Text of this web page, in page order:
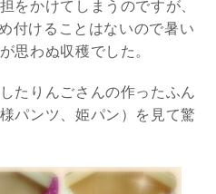
をかけてしまうのですが、
付けることはないので暑い
思わぬ収穫でした。
たりんごさんの作ったふん
パンツ、姫パン）を見て驚